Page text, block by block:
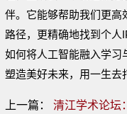
伴。它能够帮助我们更高
路径，更精确地找到个
如何将人工智能融入学习
塑造美好未来，用一生去
上一篇： 清江学术论坛